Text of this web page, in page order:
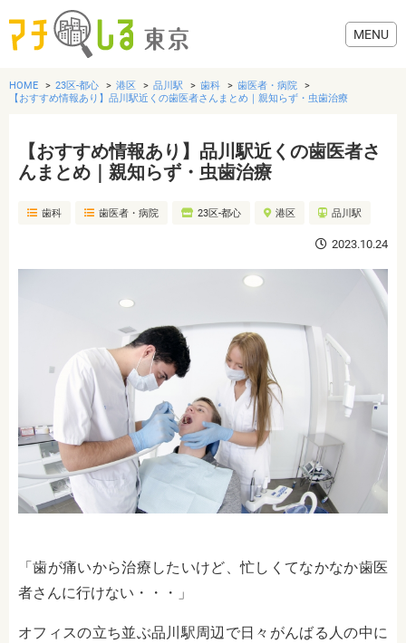
グルメ
美容・健康
歯医者・病院
生活
HOME 23区-都心 港区 品川駅 歯科
歯医者・病院
【おすすめ情報あり】品川駅近くの歯医者さんまとめ｜親知らず・虫歯治療
【おすすめ情報あり】品川駅近くの歯医者さ
んまとめ｜親知らず・虫歯治療
歯科 歯医者・病院 23区-都心 港区 品川駅
2023.10.24
「歯が痛いから治療したいけど、忙しくてなかなか歯医
者さんに行けない・・・」
オフィスの立ち並ぶ品川駅周辺で日々がんばる人の中に